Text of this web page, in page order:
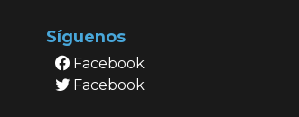
Síguenos
Facebook
Facebook